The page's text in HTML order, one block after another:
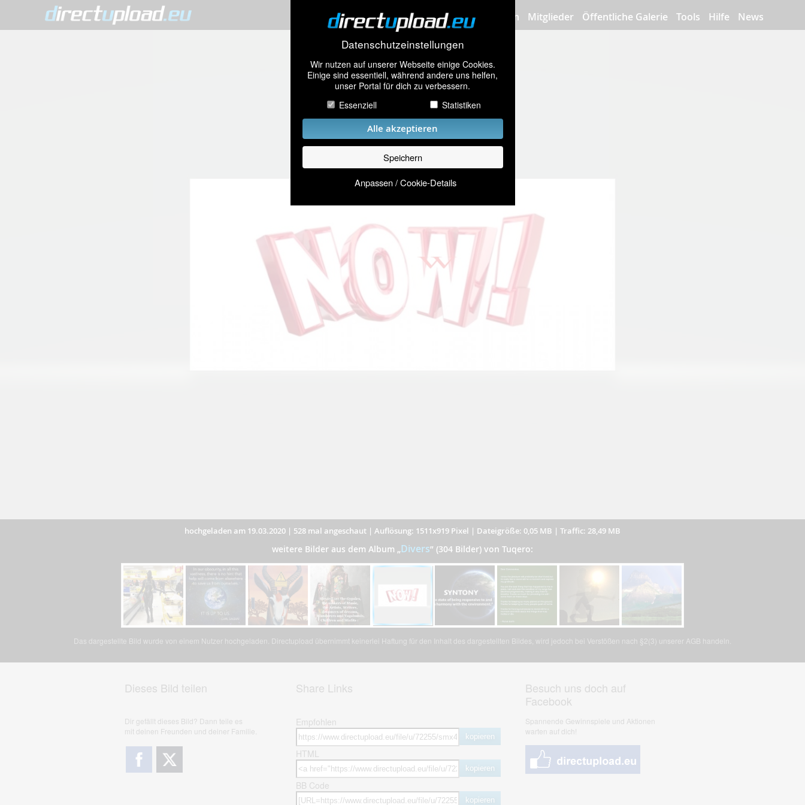
Datenschutzeinstellungen
Wir nutzen auf unserer Webseite einige Cookies.
Einige sind essentiell, während andere uns helfen,
unser Portal für dich zu verbessern.
Essenziell
Statistiken
Alle akzeptieren
Speichern
Anpassen / Cookie-Details
Bilder hochladen Mitglieder Öffentliche Galerie Tools Hilfe News
hochgeladen am 19.03.2020 | 528 mal angeschaut | Auflösung: 1511x919 Pixel | Dateigröße: 0,05 MB | Traffic: 28,49 MB
weitere Bilder aus dem Album „Divers” (304 Bilder) von Tuqero:
Das dargestellte Bild wurde von einem Nutzer hochgeladen. Directupload übernimmt keinerlei Haftung für den Inhalt des dargestellten Bildes, wird jedoch bei Verstößen nach §2(3) unserer AGB handeln.
Dieses Bild teilen
Dir gefällt dieses Bild? Dann teile es
mit deinen Freunden und deiner Familie.
Share Links
Empfohlen
kopieren
HTML
kopieren
BB Code
kopieren
Besuch uns doch auf
Facebook
Spannende Gewinnspiele und Aktionen
warten auf dich!